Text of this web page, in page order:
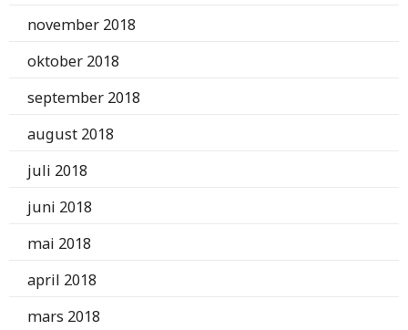
november 2018
oktober 2018
september 2018
august 2018
juli 2018
juni 2018
mai 2018
april 2018
mars 2018